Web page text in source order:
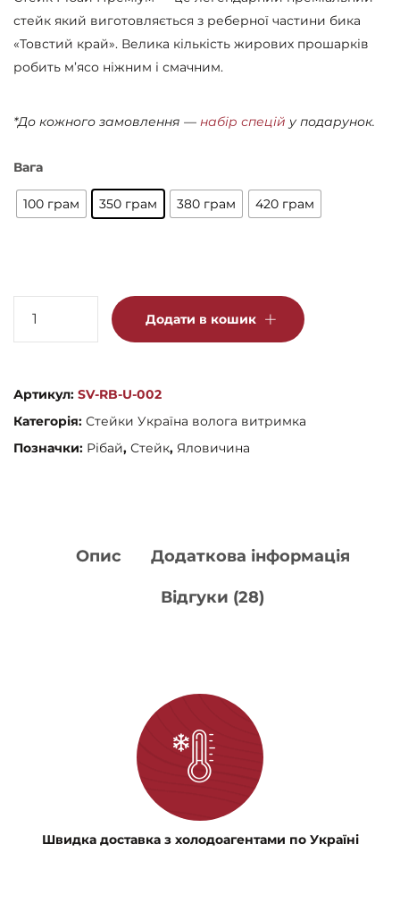
стейк який виготовляється з реберної частини бика
«Товстий край». Велика кількість жирових прошарків
робить м’ясо ніжним і смачним.
*До кожного замовлення — набір спецій у подарунок.
Вага
100 грам 350 грам 380 грам 420 грам
Додати в кошик
Артикул: SV-RB-U-002
Категорія: Стейки Україна волога витримка
Позначки: Рібай, Стейк, Яловичина
Опис Додаткова інформація
Відгуки (28)
Швидка доставка з холодоагентами по Україні